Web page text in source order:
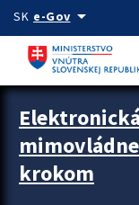
Preskocit na hlavný
SK e-Govarrow_drop_down
Zastavit automatický
krokom